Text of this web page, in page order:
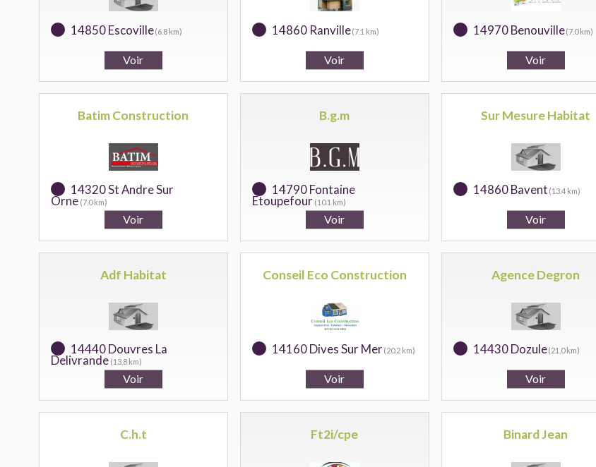
14850 Escoville(6.8 km) 14860 Ranville(7.1 km) 14970 Benouville(7.0 km)
Batim Construction
14320 St Andre Sur
Orne (7.0 km)
B.g.m
14790 Fontaine
Etoupefour (10.1 km)
Sur Mesure Habitat
14860 Bavent (13.4 km)
Adf Habitat
14440 Douvres La
Delivrande (13.8 km)
Conseil Eco Construction
14160 Dives Sur Mer(20.2 km)
Agence Degron
14430 Dozule(21.0 km)
C.h.t Ft2i/cpe Binard Jean